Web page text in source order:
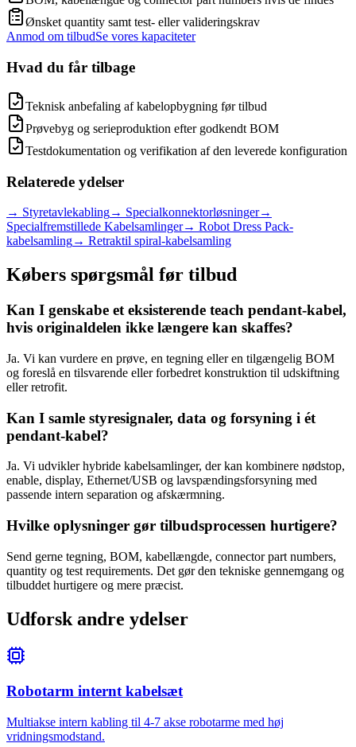
Ønsket quantity samt test- eller valideringskrav
Anmod om tilbudSe vores kapaciteter
Hvad du får tilbage
Teknisk anbefaling af kabelopbygning før tilbud
Prøvebyg og serieproduktion efter godkendt BOM
Testdokumentation og verifikation af den leverede konfiguration
Relaterede ydelser
→ Styretavlekabling→ Specialkonnektorløsninger→
Specialfremstillede Kabelsamlinger→ Robot Dress Pack-
kabelsamling→ Retraktil spiral-kabelsamling
Købers spørgsmål før tilbud
Kan I genskabe et eksisterende teach pendant-kabel,
hvis originaldelen ikke længere kan skaffes?
Ja. Vi kan vurdere en prøve, en tegning eller en tilgængelig BOM
og foreslå en tilsvarende eller forbedret konstruktion til udskiftning
eller retrofit.
Kan I samle styresignaler, data og forsyning i ét
pendant-kabel?
Ja. Vi udvikler hybride kabelsamlinger, der kan kombinere nødstop,
enable, display, Ethernet/USB og lavspændingsforsyning med
passende intern separation og afskærmning.
Hvilke oplysninger gør tilbudsprocessen hurtigere?
Send gerne tegning, BOM, kabellængde, connector part numbers,
quantity og test requirements. Det gør den tekniske gennemgang og
tilbuddet hurtigere og mere præcist.
Udforsk andre ydelser
Robotarm internt kabelsæt
Multiakse intern kabling til 4-7 akse robotarme med høj
vridningsmodstand.